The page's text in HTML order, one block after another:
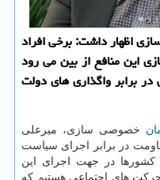
اظهار داشت: برخی افراد
این منافع از بین می رود
برابر واگذاری های دولت
خصوصی سازی، میرعلی
در برابر اجرای سیاست
در جهت اجرای این
های اجتماعی هستیم كه